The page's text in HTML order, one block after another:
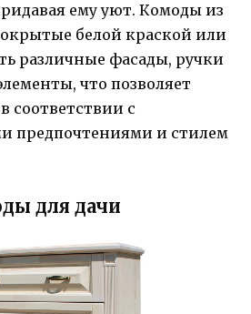
ему уют. Комоды из
белой краской или
различные фасады, ручки
что позволяет
соответствии с
предпочтениями и стилем
для дачи